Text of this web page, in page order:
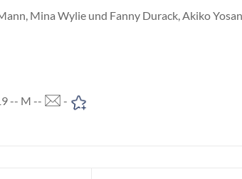
Mina Wylie und Fanny Durack, Akiko
-- M -- -